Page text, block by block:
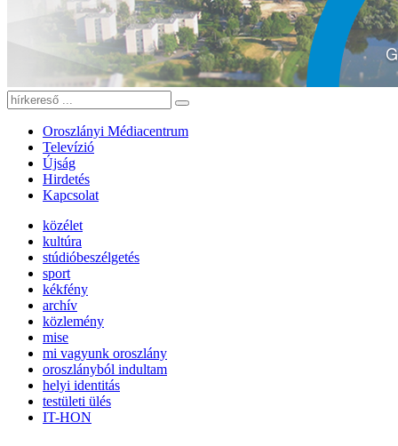
Oroszlányi Médiacentrum
Televízió
Újság
Hirdetés
Kapcsolat
közélet
kultúra
stúdióbeszélgetés
sport
kékfény
archív
közlemény
mise
mi vagyunk oroszlány
oroszlányból indultam
helyi identitás
testületi ülés
IT-HON